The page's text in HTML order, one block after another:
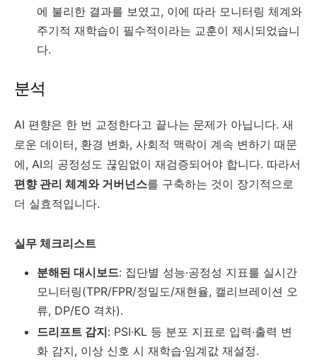
에 불리한 결과를 보였고, 이에 따라 모니터링 체계와
주기적 재학습이 필수적이라는 교훈이 제시되었습니
다.
분석
AI 편향은 한 번 교정한다고 끝나는 문제가 아닙니다. 새
로운 데이터, 환경 변화, 사회적 맥락이 계속 변하기 때문
에, AI의 공정성도 끊임없이 재검증되어야 합니다. 따라서
편향 관리 체계와 거버넌스를 구축하는 것이 장기적으로
더 실효적입니다.
실무 체크리스트
분해된 대시보드: 집단별 성능·공정성 지표를 실시간
모니터링(TPR/FPR/정밀도/재현율, 캘리브레이션 오
류, DP/EO 격차).
드리프트 감지: PSI·KL 등 분포 지표로 입력·출력 변
화 감지, 이상 신호 시 재학습·임계값 재설정.